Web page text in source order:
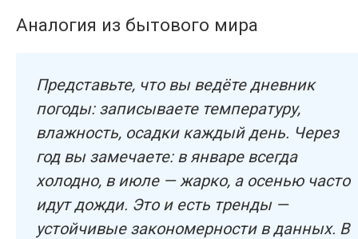
Аналогия из бытового мира
Представьте, что вы ведёте дневник
погоды: записываете температуру,
влажность, осадки каждый день. Через
год вы замечаете: в январе всегда
холодно, в июле — жарко, а осенью часто
идут дожди. Это и есть тренды —
устойчивые закономерности в данных. В